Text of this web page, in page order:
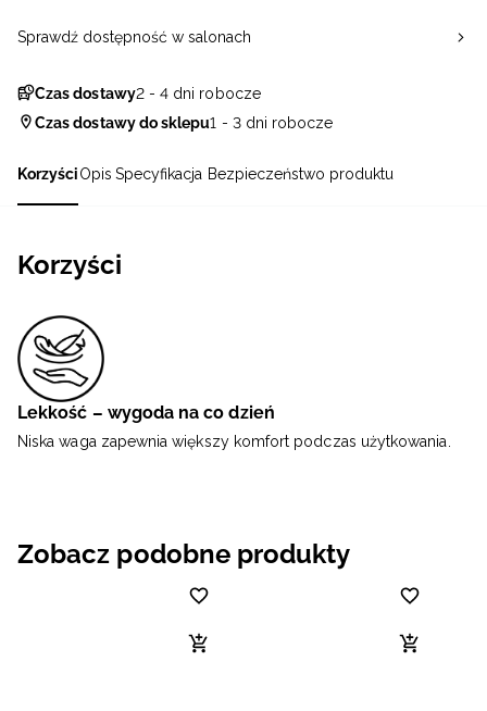
KorzyściOpis Specyfikacja Bezpieczeństwo produktu
Korzyści
Lekkość – wygoda na co dzień
Niska waga zapewnia większy komfort podczas użytkowania.
Czas dostawy2 - 4 dni robocze
Czas dostawy do sklepu1 - 3 dni robocze
Sprawdź dostępność w salonach
Zobacz podobne produkty